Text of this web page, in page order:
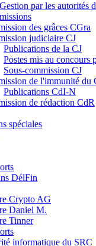
par les autorités
des grâces CGra
judiciaire CJ
Publications de la CJ
Postes mis au concours
Sous-commission CJ
de l'immunité du
Publications CdI-N
de rédaction CdR
spéciales
DélFin
Crypto AG
Daniel M.
Tinner
informatique du SRC